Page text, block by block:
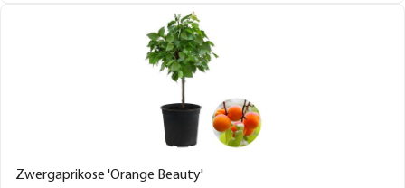
Zwergaprikose 'Orange Beauty'